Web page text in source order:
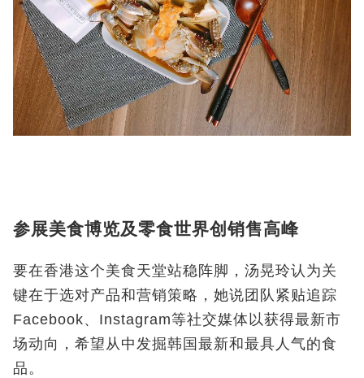
参展美食博览及零食世界创销售高峰
要在香港这个美食天堂站稳阵脚，汤晃玲认为关
键在于选对产品和营销策略，她说团队紧贴追踪
Facebook、 Instagram等社交媒体以获得最新市
场动向，希望从中发掘韩国最新和最具人气的食
品。